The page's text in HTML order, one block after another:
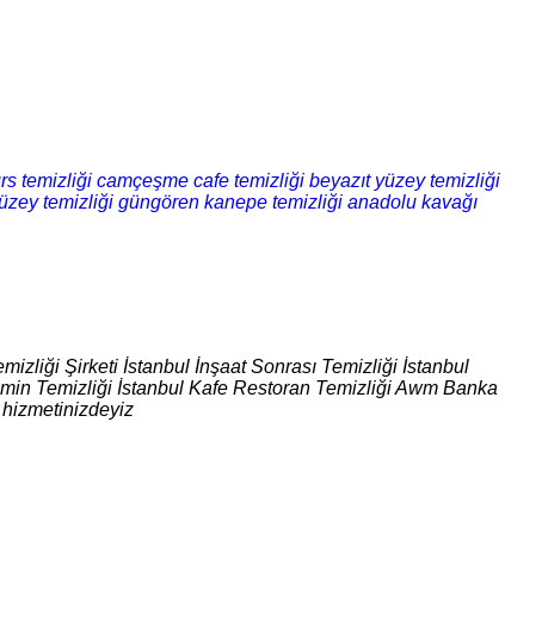
temizliği camçeşme cafe temizliği beyazıt yüzey temizliği
temizliği güngören kanepe temizliği anadolu kavağı
Şirketi İstanbul İnşaat Sonrası Temizliği İstanbul
Temizliği İstanbul Kafe Restoran Temizliği Awm Banka